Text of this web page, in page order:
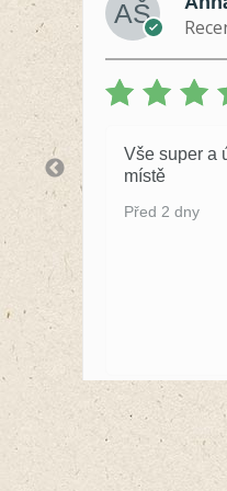
Vše super a
místě
Před 2 dny